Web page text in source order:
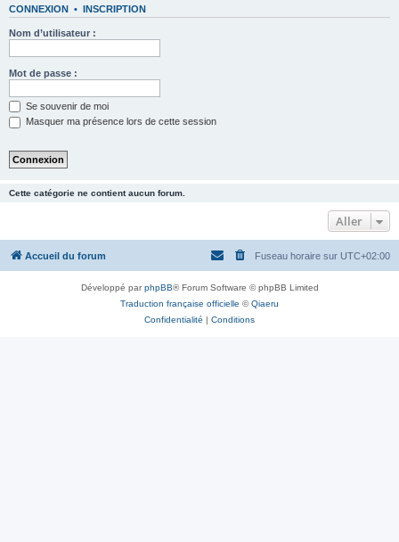
CONNEXION • INSCRIPTION
Nom d’utilisateur :
Mot de passe :
Se souvenir de moi
Masquer ma présence lors de cette session
Cette catégorie ne contient aucun forum.
Aller
Accueil du forum Fuseau horaire sur UTC+02:00
Développé parphpBB® Forum Software © phpBB Limited
Traduction française officielle ©Qiaeru
Confidentialité | Conditions